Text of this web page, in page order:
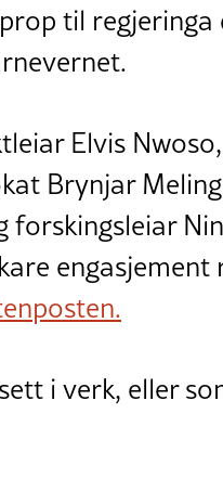
til regjeringa
Elvis
Brynjar
forskingsleiar
engasjement
i verk, eller